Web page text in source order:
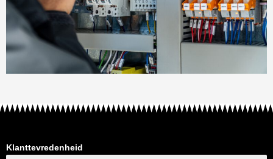
Klanttevredenheid